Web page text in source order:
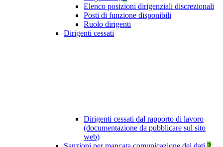
Elenco posizioni dirigenziali discrezionali
Posti di funzione disponibili
Ruolo dirigenti
Dirigenti cessati
Dirigenti cessati dal rapporto di lavoro
(documentazione da pubblicare sul sito
web)